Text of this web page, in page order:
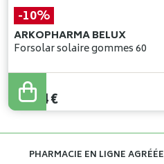
-10%
ARKOPHARMA BELUX
Forsolar solaire gommes 60
22,04
19,84€
PHARMACIE EN LIGNE AGRÉÉE